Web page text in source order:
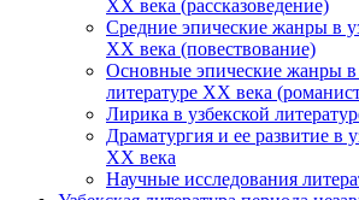
ХХ века (рассказоведение)
Средние эпические жанры в
ХХ века (повествование)
Основные эпические жанры в
литературе ХХ века
Лирика в узбекской
Драматургия и ее развитие в
ХХ века
Научные исследования